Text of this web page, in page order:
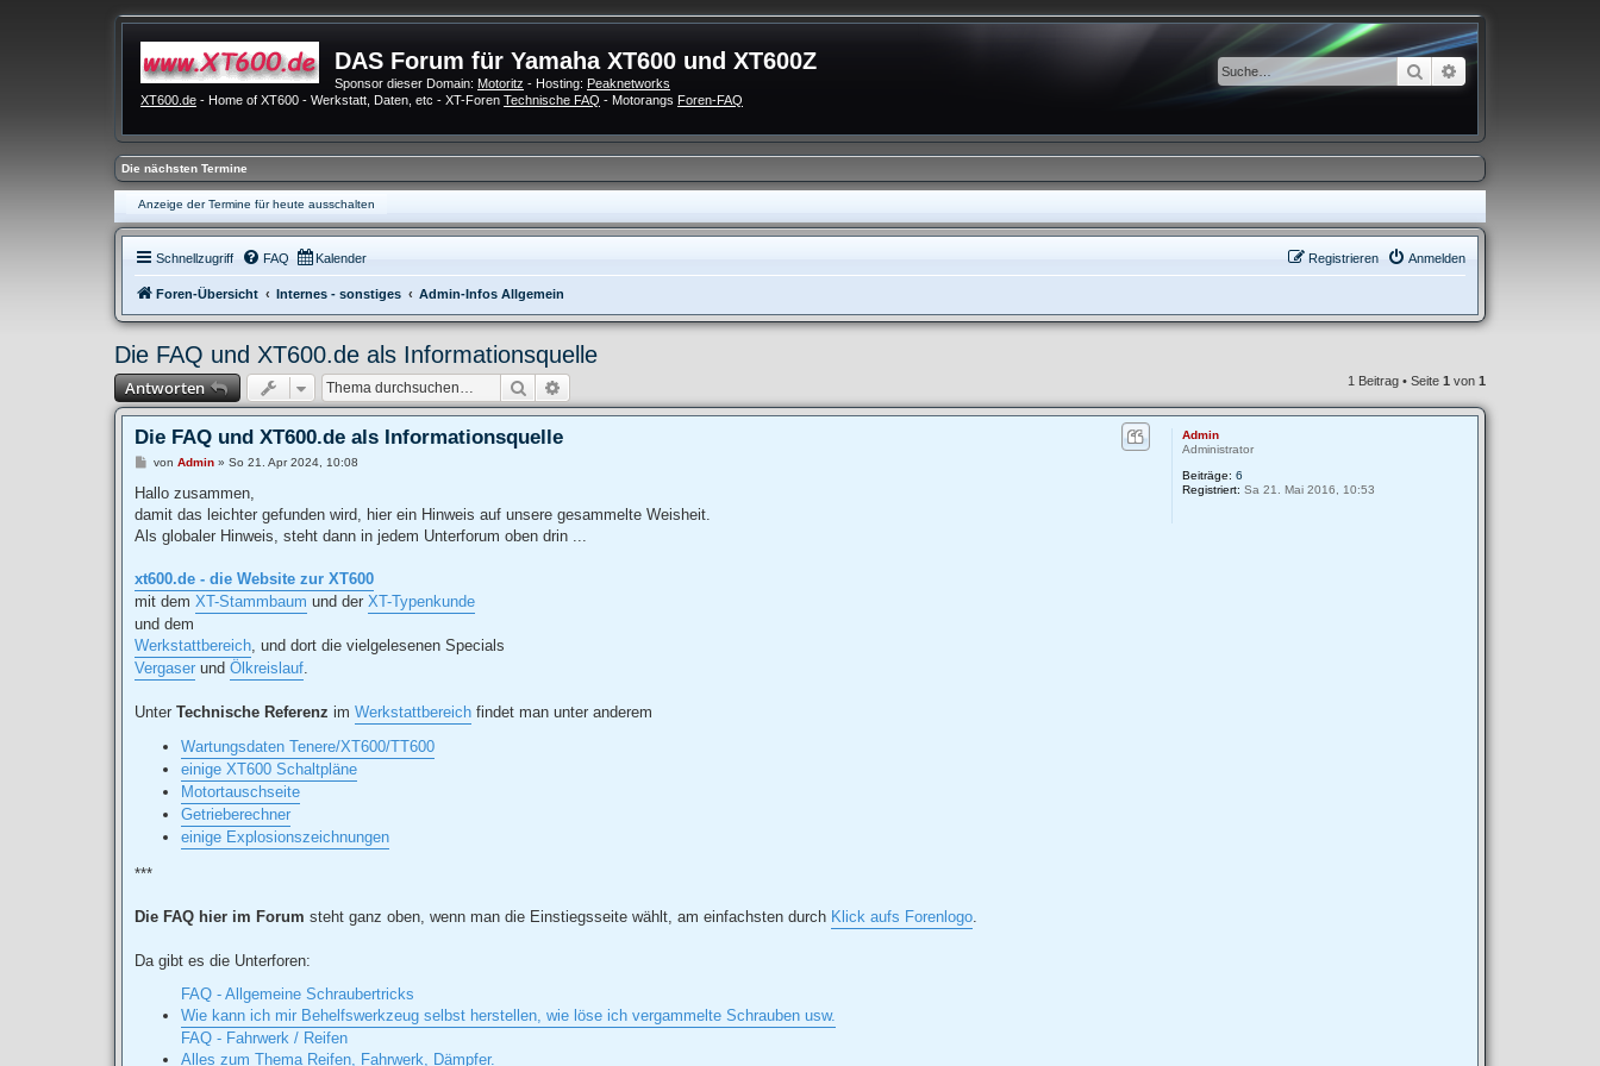
DAS Forum für Yamaha XT600 und XT600Z
Sponsor dieser Domain: Motoritz - Hosting: Peaknetworks
XT600.de - Home of XT600 - Werkstatt, Daten, etc - XT-Foren Technische FAQ - Motorangs Foren-FAQ
Suche Erweiterte Suche
Die nächsten Termine
Anzeige der Termine für heute ausschalten
Schnellzugriff FAQ Kalender Anmelden
Registrieren
Foren-Übersicht Internes - sonstiges Admin-Infos Allgemein
Die FAQ und XT600.de als Informationsquelle
Antworten Suche 1 Beitrag • Seite 1 von 1
Admin
Administrator
Beiträge: 6
Registriert: Sa 21. Mai 2016, 10:53
Die FAQ und XT600.de als Informationsquelle
B
i
r
a
von Admin» So 21. Apr 2024, 10:08
Hallo zusammen,
damit das leichter gefunden wird, hier ein Hinweis auf unsere gesammelte Weisheit.
Als globaler Hinweis, steht dann in jedem Unterforum oben drin ...
xt600.de - die Website zur XT600
mit dem XT-Stammbaum und der XT-Typenkunde
und dem
Werkstattbereich , und dort die vielgelesenen Specials
Vergaser und Ölkreislauf
Unter Technische Referenz im Werkstattbereich findet man unter anderem
Wartungsdaten Tenere/XT600/TT600
einige XT600 Schaltpläne
Motortauschseite
Getrieberechner
einige Explosionszeichnungen
***
Die FAQ hier im Forum steht ganz oben, wenn man die Einstiegsseite wählt, am einfachsten durch Klick aufs Forenlogo
Da gibt es die Unterforen:
FAQ - Allgemeine Schraubertricks
Wie kann ich mir Behelfswerkzeug selbst herstellen, wie löse ich vergammelte Schrauben usw.
FAQ - Fahrwerk / Reifen
Alles zum Thema Reifen, Fahrwerk, Dämpfer.